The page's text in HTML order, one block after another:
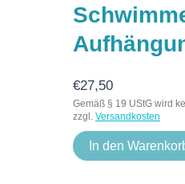
€27,50
Gemäß § 19 UStG wird
zzgl. Versandkosten
In den